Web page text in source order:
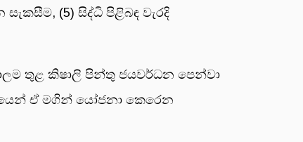
(5) සිද්ධි පිළිබඳ වැරදි
තුළ කිෂාලි පින්තු ජයවර්ධන පෙන්වා
ඒ මගින් යෝජනා කෙරෙන